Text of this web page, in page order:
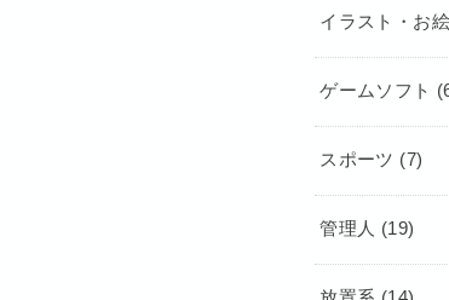
イラスト・お
ゲームソフト
スポーツ (7)
管理人 (19)